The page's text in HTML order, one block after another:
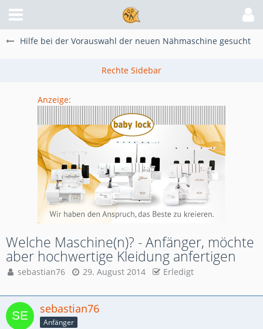
Hilfe bei der Vorauswahl der neuen Nähmaschine gesucht
Anzeige:
Welche Maschine(n)? - Anfänger, möchte
aber hochwertige Kleidung anfertigen
sebastian76 29. August 2014 Erledigt
sebastian76
Anfänger